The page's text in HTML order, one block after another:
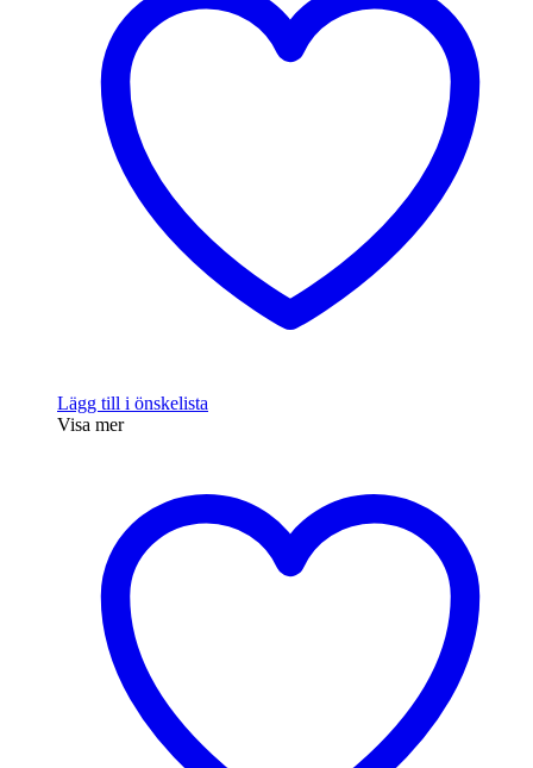
Lägg till i önskelista
Visa mer